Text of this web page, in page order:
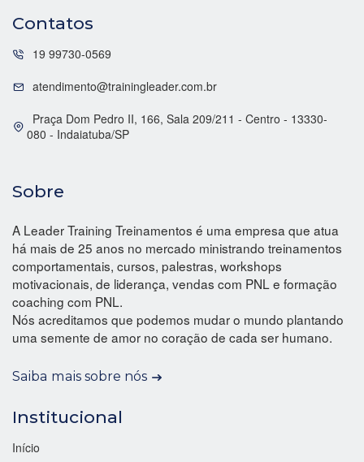
Contatos
19 99730-0569
atendimento@trainingleader.com.br
Praça Dom Pedro II, 166, Sala 209/211 - Centro - 13330-
080 - Indaiatuba/SP
Sobre
A Leader Training Treinamentos é uma empresa que atua
há mais de 25 anos no mercado ministrando treinamentos
comportamentais, cursos, palestras, workshops
motivacionais, de liderança, vendas com PNL e formação
coaching com PNL.
Nós acreditamos que podemos mudar o mundo plantando
uma semente de amor no coração de cada ser humano.
Saiba mais sobre nós
Institucional
Início